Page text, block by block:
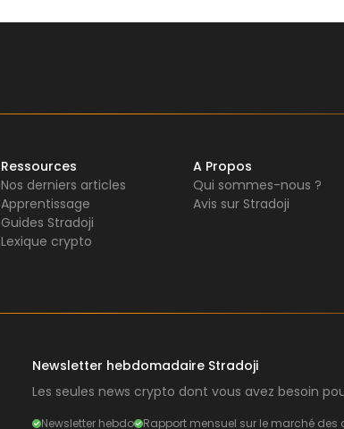
Ressources
Nos derniers articles
Apprentissage
Guides Stradoji
Lexique crypto
A Propos
Qui sommes-nous ?
Avis sur Stradoji
Newsletter hebdomadaire Stradoji
Les seules news crypto dont vous avez besoin
Newsletter hebdo Rapport mensuel sur le marché des